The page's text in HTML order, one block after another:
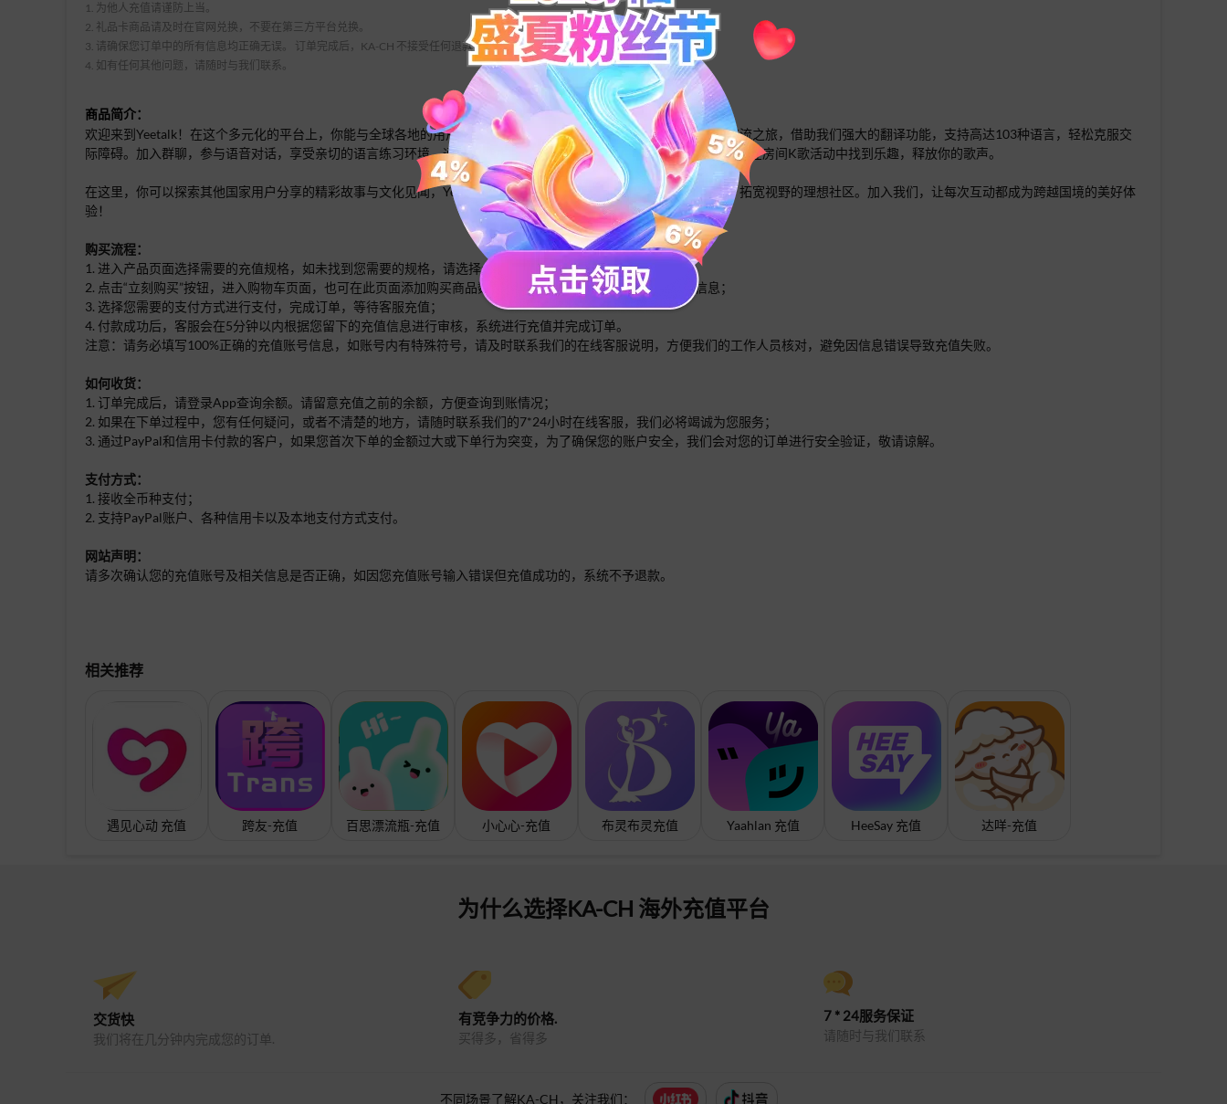
1. 为他人充值请谨防上当。
2. 礼品卡商品请及时在官网兑换，不要在第三方平台兑换。
3. 请确保您订单中的所有信息均正确无误。 订单完成后，KA-CH 不接受任何退款请求。
4. 如有任何其他问题，请随时与我们联系。
商品简介：
欢迎来到Yeetalk！在这个多元化的平台上，你能与全球各地的用户一同学习语言、互动交流。开启语言学习与文化交流之旅，借助我们强大的翻译功能，支持高达103种语言，轻松克服交
际障碍。加入群聊，参与语音对话，享受亲切的语言练习环境。通过送出创意十足的动态礼物，与朋友深化友谊，同时在房间K歌活动中找到乐趣，释放你的歌声。
在这里，你可以探索其他国家用户分享的精彩故事与文化见闻，Yeetalk不仅是学习语言的平台，更是结交国际友人、拓宽视野的理想社区。加入我们，让每次互动都成为跨越国境的美好体
验！
购买流程：
1. 进入产品页面选择需要的充值规格，如未找到您需要的规格，请选择合适的规格分别多次下单即可；
2. 点击“立刻购买”按钮，进入购物车页面，也可在此页面添加购买商品数量，根据提示输入您需要充值的账号信息；
3. 选择您需要的支付方式进行支付，完成订单，等待客服充值；
4. 付款成功后，客服会在5分钟以内根据您留下的充值信息进行审核，系统进行充值并完成订单。
注意：请务必填写100%正确的充值账号信息，如账号内有特殊符号，请及时联系我们的在线客服说明，方便我们的工作人员核对，避免因信息错误导致充值失败。
如何收货：
1. 订单完成后，请登录App查询余额。请留意充值之前的余额，方便查询到账情况；
2. 如果在下单过程中，您有任何疑问，或者不清楚的地方，请随时联系我们的7*24小时在线客服，我们必将竭诚为您服务；
3. 通过PayPal和信用卡付款的客户，如果您首次下单的金额过大或下单行为突变，为了确保您的账户安全，我们会对您的订单进行安全验证，敬请谅解。
支付方式：
1. 接收全币种支付；
2. 支持PayPal账户、各种信用卡以及本地支付方式支付。
网站声明：
请多次确认您的充值账号及相关信息是否正确，如因您充值账号输入错误但充值成功的，系统不予退款。
相关推荐
遇见心动 充值 跨友-充值 百思漂流瓶-充值 小心心-充值 布灵布灵充值 Yaahlan 充值 HeeSay 充值 达咩-充值
为什么选择KA-CH 海外充值平台
交货快
我们将在几分钟内完成您的订单.
有竞争力的价格.
买得多，省得多
7 * 24服务保证
请随时与我们联系
不同场景了解KA-CH，关注我们：